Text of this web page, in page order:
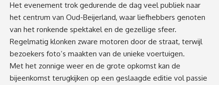
Het evenement trok gedurende de dag veel publiek naar
het centrum van Oud-Beijerland, waar liefhebbers genoten
van het ronkende spektakel en de gezellige sfeer.
Regelmatig klonken zware motoren door de straat, terwijl
bezoekers foto’s maakten van de unieke voertuigen.
Met het zonnige weer en de grote opkomst kan de
bijeenkomst terugkijken op een geslaagde editie vol passie